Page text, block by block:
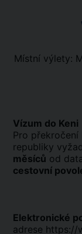
Místní výlety:
Vízum do Keni
Pro
republiky
měsíců od
cestovní
Elektronické
adrese https://